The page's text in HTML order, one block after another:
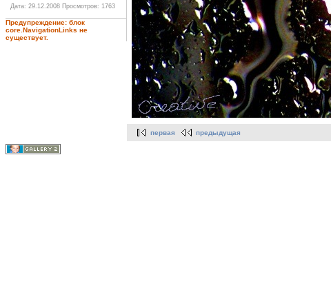
Дата: 29.12.2008 Просмотров: 1763
Предупреждение: блок
core.NavigationLinks не
существует.
первая предыдущая